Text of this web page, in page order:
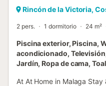
Rincón de la Victoria,
2 pers. 1 dormitorio 24 m²
Piscina exterior, Piscina,
acondicionado,
Jardín, Ropa de cama,
At At Home in Malaga Stay